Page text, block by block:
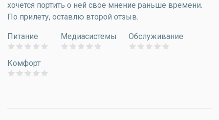
хочется портить о ней свое мнение раньше времени.
По прилету, оставлю второй отзыв.
Питание Медиасистемы Обслуживание
Комфорт